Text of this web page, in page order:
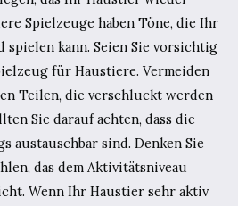
Spielzeuge haben Töne, die Ihr
kann. Seien Sie vorsichtig
für Haustiere. Vermeiden
Teilen, die verschluckt werden
Sie darauf achten, dass die
austauschbar sind. Denken Sie
das dem Aktivitätsniveau
Wenn Ihr Haustier sehr aktiv